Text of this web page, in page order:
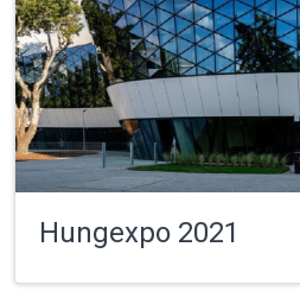
Hungexpo 2021